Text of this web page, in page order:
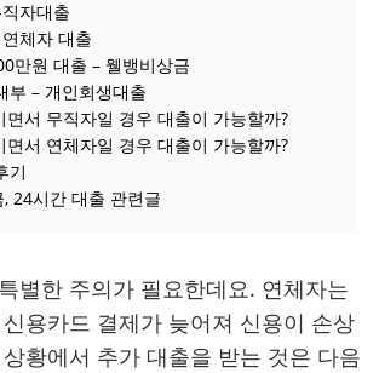
자대출
체자 대출
만원 대출 – 웰뱅비상금
부 – 개인회생대출
면서 무직자일 경우 대출이 가능할까?
면서 연체자일 경우 대출이 가능할까?
기
24시간 대출 관련글
별한 주의가 필요한데요. 연체자는
용카드 결제가 늦어져 신용이 손상
황에서 추가 대출을 받는 것은 다음